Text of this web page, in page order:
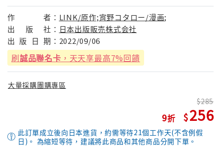
作 者： LINK/原作;宵野コタロー/漫画;
出
版 社： 日本出版販売株式会社
出 版 日 期： 2022/09/06
刷誠品聯名卡 ，天天享最高7%回饋
大量採購團購專區
9
285
256
此訂單成立後向日本進貨，約需等待21個工作天(不含例假
日)。 為縮短等待，建議將此商品和其他商品分開下單。